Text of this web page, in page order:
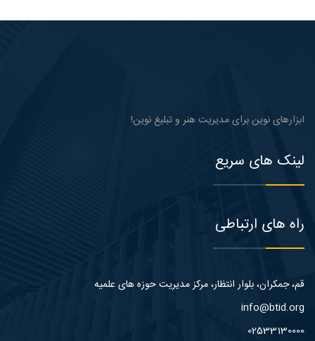
ابزارهای نوین برای مدیریت هنر و تبلیغ نوین!
لینک های سریع
راه های ارتباطی
قم، جمکران، بلوار انتظار، مرکز مدیریت حوزه های علمیه
info@btid.org
02533130000